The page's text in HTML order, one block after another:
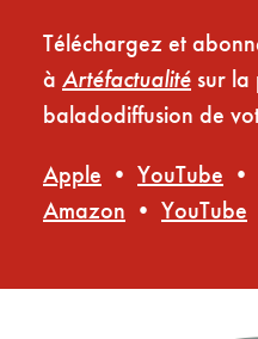
Téléchargez et
à Artéfactualité sur la
baladodiffusion de
Apple • YouTube •
Amazon • YouTube